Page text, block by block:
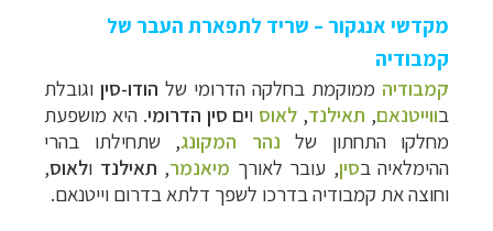
מקדשי אנגקור – שריד לתפארת העבר של
קמבודיה
קמבודיה ממוקמת בחלקה הדרומי של הודו-סין וגובלת
בווייטנאם, תאילנד, לאוס וים סין הדרומי. היא מושפעת
מחלקו התחתון של נהר המקונג, שתחילתו בהרי
ההימלאיה בסין, עובר לאורך מיאנמר, תאילנד ולאוס,
וחוצה את קמבודיה בדרכו לשפך דלתא בדרום וייטנאם.